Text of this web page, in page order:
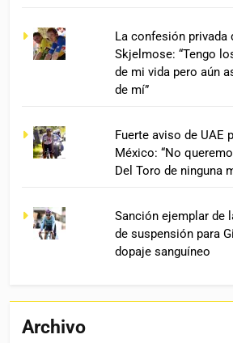
La confesión privada
Skjelmose: “Tengo
de mi vida pero aún
de mí”
Fuerte aviso de UAE
México: “No
Del Toro de ninguna
Sanción ejemplar de
de suspensión para
dopaje sanguíneo
Archivo